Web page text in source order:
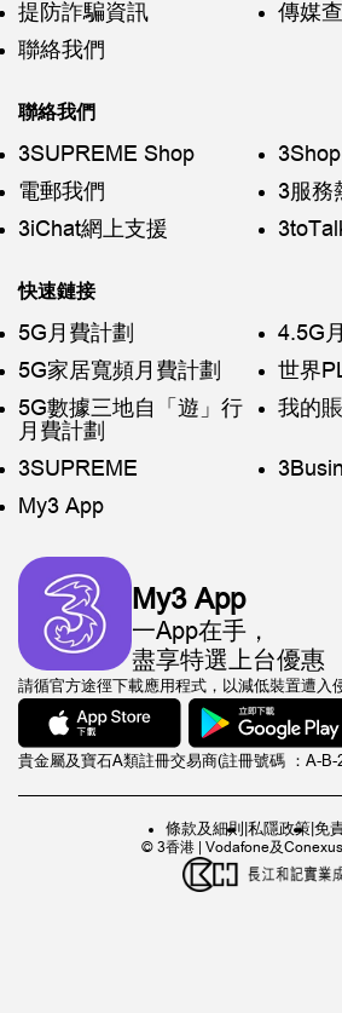
提防詐騙資訊
傳媒
聯絡我們
聯絡我們
3SUPREME Shop
3Shop
電郵我們
3服務
3iChat網上支援
快速鏈接
5G月費計劃
4.5G
5G家居寬頻月費計劃
世界
5G數據三地自「遊」行
月費計劃
我的
3SUPREME
My3 App
My3 App
一App在手，
盡享特選上台優惠
請循官方途徑下載應用程式，以減低裝置遭入
貴金屬及寶石A類註冊交易商(註冊號碼 ：A-B-
條款及細則 私隱政策 免
© 3香港 | Vodafone及